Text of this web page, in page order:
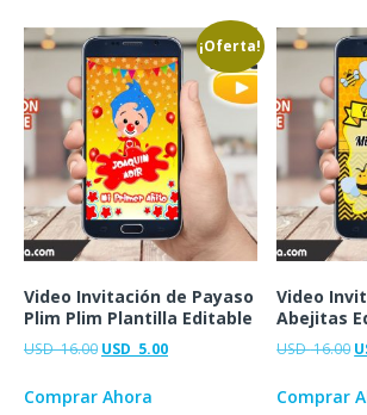
¡Oferta!
Video Invitación de Payaso
Plim Plim Plantilla Editable
USD16.00 USD 5.00
Comprar Ahora
Video
Abejitas
USD16.00
Comprar